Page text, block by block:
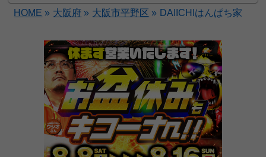
HOME » 大阪府 » 大阪市平野区 » DAIICHIはんぱち家